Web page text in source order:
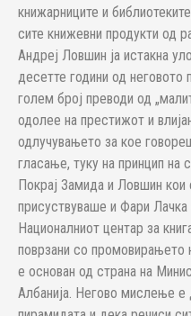
книжарниците и
сите книжевни продукти од
Андреј Ловшин ја истакна
десетте години од
голем број преводи од
одолее на престижот и
одлучувањето за кое
гласање, туку на принцип на
Покрај Замида и Ловшин кои
присуствуваше и Фари Лачка
Националниот центар за
поврзани со промовирањето
е основан од страна на
Албанија. Негово мислење е